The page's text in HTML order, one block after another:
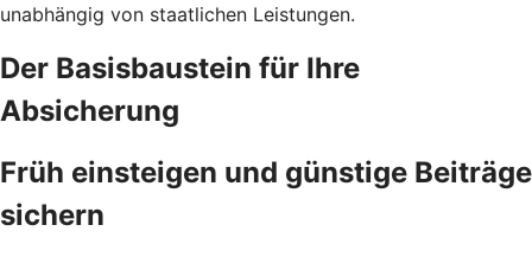
unabhängig von staatlichen Leistungen.
Der Basisbaustein für Ihre
Absicherung
Früh einsteigen und günstige Beiträge
sichern